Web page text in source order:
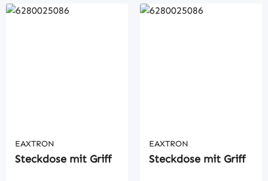
EAXTRON
Steckdose mit Griff
EAXTRON
Steckdose mit Griff